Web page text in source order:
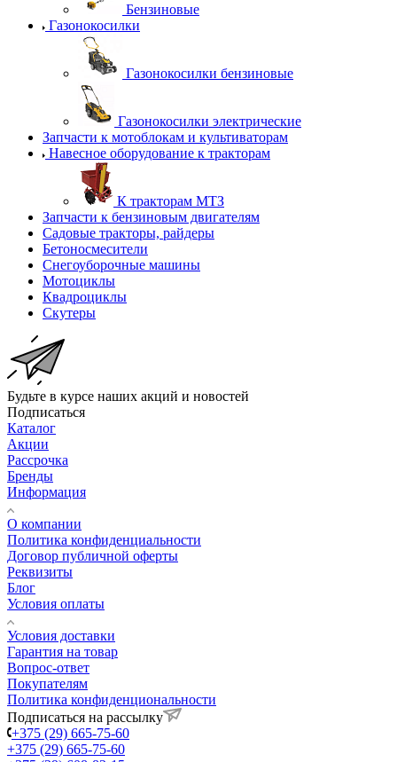
Бензиновые
Газонокосилки
Газонокосилки бензиновые
Газонокосилки электрические
Запчасти к мотоблокам и культиваторам
Навесное оборудование к тракторам
К тракторам МТЗ
Запчасти к бензиновым двигателям
Садовые тракторы, райдеры
Бетоносмесители
Снегоуборочные машины
Мотоциклы
Квадроциклы
Скутеры
Будьте в курсе наших акций и новостей
Подписаться
Каталог
Акции
Рассрочка
Бренды
Информация
О компании
Политика конфиденциальности
Договор публичной оферты
Реквизиты
Блог
Условия оплаты
Условия доставки
Гарантия на товар
Вопрос-ответ
Покупателям
Политика конфиденциональности
Подписаться на рассылку
+375 (29) 665-75-60
+375 (29) 665-75-60